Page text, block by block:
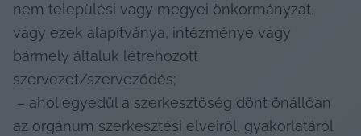
nem települési vagy megyei önkormányzat,
vagy ezek alapítványa, intézménye vagy
bármely általuk létrehozott
szervezet/szerveződés;
az orgánum szerkesztési elveiről, gyakorlatáról